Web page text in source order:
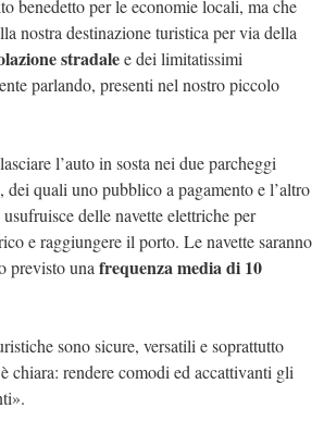
benedetto per le economie locali, ma che
nostra destinazione turistica per via della
stradalee dei limitatissimi
parlando, presenti nel nostro piccolo
l’auto in sosta nei due parcheggi
dei quali uno pubblico a pagamento e l’altro
delle navette elettriche per
e raggiungere il porto. Le navette saranno
previsto una frequenza media di 10
sono sicure, versatili e soprattutto
chiara: rendere comodi ed accattivanti gli